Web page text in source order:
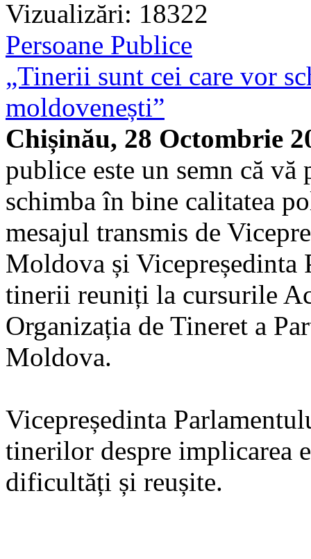
Vizualizări: 18322
Persoane Publice
„Tinerii sunt cei care vor
moldovenești”
Chișinău, 28 Octombrie
publice este un semn că
schimba în bine calitatea
mesajul transmis de
Moldova și
tinerii reuniți la cursurile
Organizația de Tineret a
Moldova.
Vicepreședinta
tinerilor despre implicarea
dificultăți și reușite.